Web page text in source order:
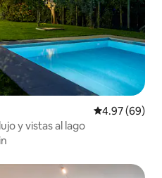
Calificación
4.97 (69)
y vistas al lago